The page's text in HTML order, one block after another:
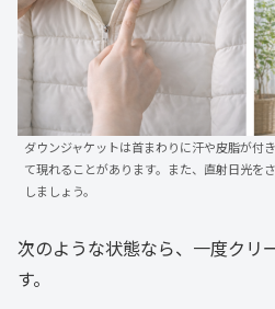
ダウンジャケットは首まわりに汗や皮脂が付
て現れることがあります。また、直射日光を
しましょう。
次のような状態なら、一度クリ
す。